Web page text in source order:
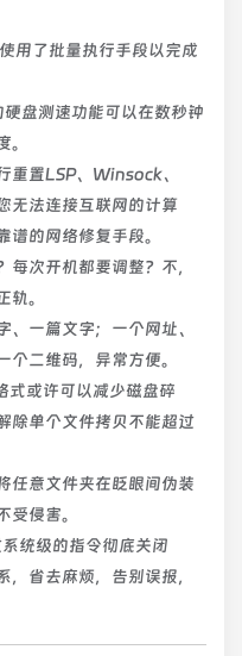
用了批量执行手段以完成
盘测速功能可以在数秒钟
重置LSP、Winsock、
无法连接互联网的计算
的网络修复手段。
次开机都要调整？不，
轨。
、一篇文字；一个网址、
二维码，异常方便。
式或许可以减少磁盘碎
除单个文件拷贝不能超过
任意文件夹在眨眼间伪装
侵害。
统级的指令彻底关闭
省去麻烦，告别误报，